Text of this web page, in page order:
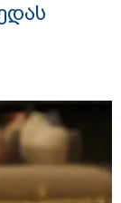
უნდა
ქარის